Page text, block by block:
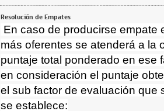
Resolución de Empates
En caso de producirse empate
más oferentes se atenderá a la
puntaje total ponderado en ese
en consideración el puntaje
el sub factor de evaluación que
se establece: